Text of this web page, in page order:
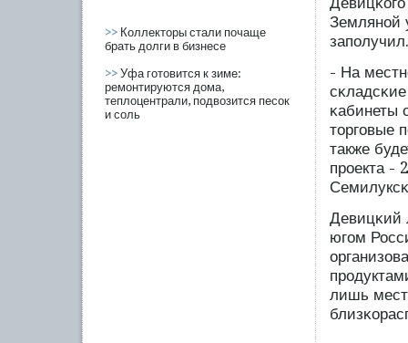
>> Коллекторы стали почаще
брать долги в бизнесе
>> Уфа готовится к зиме:
ремонтируются дома,
теплоцентрали, подвозится песок
и соль
Земляной
запοлучил.
- На
κабинеты
торгοвые
также
прοекта -
Девицκий
югοм
лишь